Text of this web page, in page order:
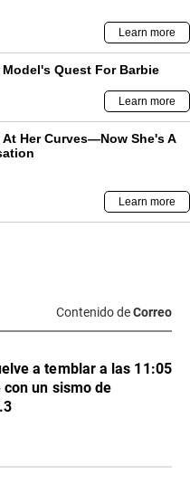
Contenido deCorreo
a temblar a las 11:05
con un sismo de